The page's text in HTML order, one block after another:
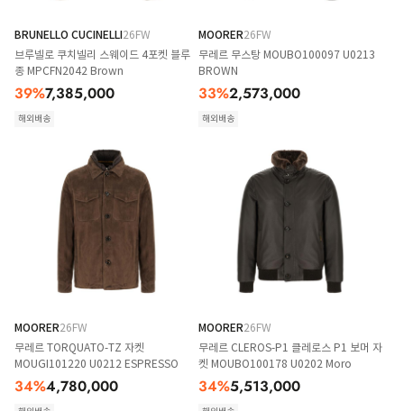
BRUNELLO CUCINELLI26FW
브루넬로 쿠치넬리 스웨이드 4포켓 블루
종 MPCFN2042 Brown
39%7,385,000
해외배송
MOORER26FW
무레르 무스탕 MOUBO100097 U0213
BROWN
33%2,573,000
해외배송
MOORER26FW
무레르 TORQUATO-TZ 자켓
MOUGI101220 U0212 ESPRESSO
34%4,780,000
MOORER26FW
무레르 CLEROS-P1 클레로스 P1 보머 자
켓 MOUBO100178 U0202 Moro
34%5,513,000